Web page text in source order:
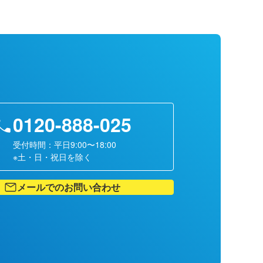
0120-888-025
受付時間：平日9:00〜18:00
※土・日・祝日を除く
メールでのお問い合わせ